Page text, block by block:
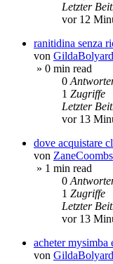
Letzter
vor 12
ranitidina senza
von GildaBolyard
» 0 min read
0
1 Zugriffe
Letzter
vor 13
dove acquistare
von ZaneCoombs
» 1 min read
0
1 Zugriffe
Letzter
vor 13
acheter mysimba
von GildaBolyard